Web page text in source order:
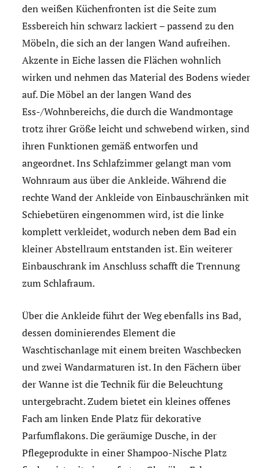
den weißen Küchenfronten ist die Seite zum
Essbereich hin schwarz lackiert – passend zu den
Möbeln, die sich an der langen Wand aufreihen.
Akzente in Eiche lassen die Flächen wohnlich
wirken und nehmen das Material des Bodens wieder
auf. Die Möbel an der langen Wand des
Ess-/Wohnbereichs, die durch die Wandmontage
trotz ihrer Größe leicht und schwebend wirken, sind
ihren Funktionen gemäß entworfen und
angeordnet. Ins Schlafzimmer gelangt man vom
Wohnraum aus über die Ankleide. Während die
rechte Wand der Ankleide von Einbauschränken mit
Schiebetüren eingenommen wird, ist die linke
komplett verkleidet, wodurch neben dem Bad ein
kleiner Abstellraum entstanden ist. Ein weiterer
Einbauschrank im Anschluss schafft die Trennung
zum Schlafraum.
Über die Ankleide führt der Weg ebenfalls ins Bad,
dessen dominierendes Element die
Waschtischanlage mit einem breiten Waschbecken
und zwei Wandarmaturen ist. In den Fächern über
der Wanne ist die Technik für die Beleuchtung
untergebracht. Zudem bietet ein kleines offenes
Fach am linken Ende Platz für dekorative
Parfumflakons. Die geräumige Dusche, in der
Pflegeprodukte in einer Shampoo-Nische Platz